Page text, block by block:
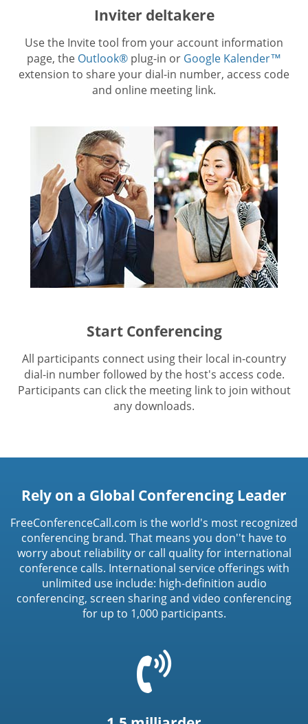
Inviter deltakere
Use the Invite tool from your account information
page, the Outlook® plug-in or Google Kalender™
extension to share your dial-in number, access code
and online meeting link.
Start Conferencing
All participants connect using their local in-country
dial-in number followed by the host's access code.
Participants can click the meeting link to join without
any downloads.
Rely on a Global Conferencing Leader
FreeConferenceCall.com is the world's most recognized
conferencing brand. That means you don''t have to
worry about reliability or call quality for international
conference calls. International service offerings with
unlimited use include: high-definition audio
conferencing, screen sharing and video conferencing
for up to 1,000 participants.
t('common.phone_icon')